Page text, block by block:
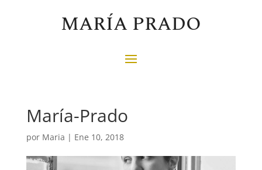
MARÍA PRADO
María-Prado
por Maria | Ene 10, 2018